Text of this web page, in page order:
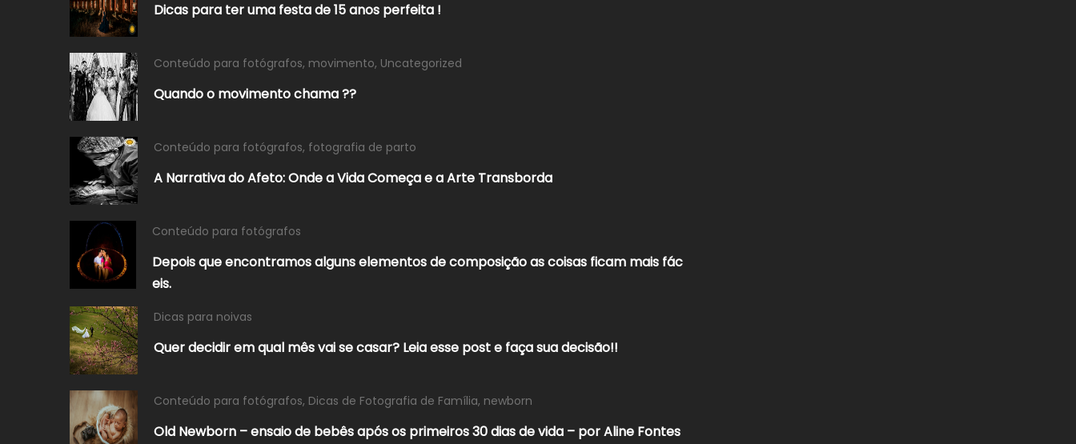
Dicas para ter uma festa de 15 anos perfeita !
Conteúdo para fotógrafos, movimento, Uncategorized
Quando o movimento chama ??
Conteúdo para fotógrafos, fotografia de parto
A Narrativa do Afeto: Onde a Vida Começa e a Arte Transborda
Conteúdo para fotógrafos
Depois que encontramos alguns elementos de composição as coisas ficam mais fác
eis.
Dicas para noivas
Quer decidir em qual mês vai se casar? Leia esse post e faça sua decisão!!
Conteúdo para fotógrafos, Dicas de Fotografia de Família, newborn
Old Newborn – ensaio de bebês após os primeiros 30 dias de vida – por Aline Fontes